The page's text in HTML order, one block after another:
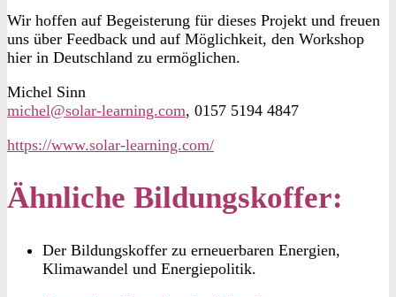
Wir hoffen auf Begeisterung für dieses Projekt und freuen
uns über Feedback und auf Möglichkeit, den Workshop
hier in Deutschland zu ermöglichen.
Michel Sinn
michel@solar-learning.com, 0157 5194 4847
https://www.solar-learning.com/
Ähnliche Bildungskoffer:
Der Bildungskoffer zu erneuerbaren Energien,
Klimawandel und Energiepolitik.